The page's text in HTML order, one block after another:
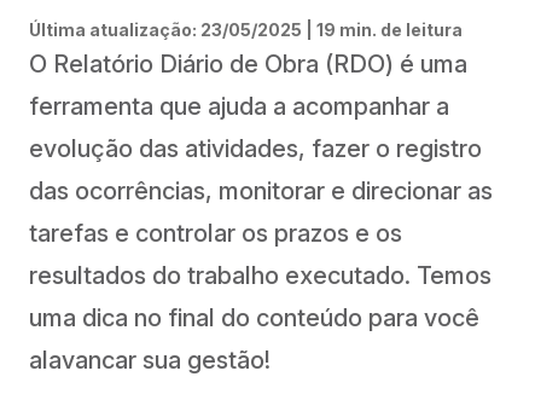
Última atualização: 23/05/2025 | 19 min. de leitura
O Relatório Diário de Obra (RDO) é uma
ferramenta que ajuda a acompanhar a
evolução das atividades, fazer o registro
das ocorrências, monitorar e direcionar as
tarefas e controlar os prazos e os
resultados do trabalho executado. Temos
uma dica no final do conteúdo para você
alavancar sua gestão!